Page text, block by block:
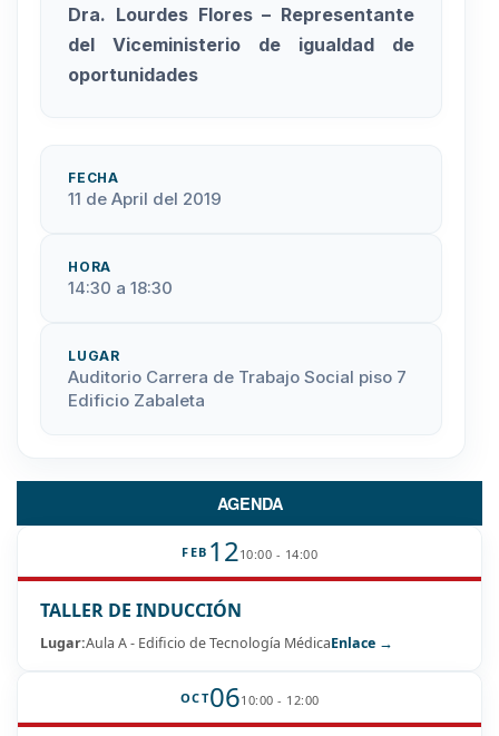
Dra. Lourdes Flores – Representante
del Viceministerio de igualdad de
oportunidades
FECHA
11 de April del 2019
HORA
14:30 a 18:30
LUGAR
Auditorio Carrera de Trabajo Social piso 7
Edificio Zabaleta
AGENDA
FEB 1210:00 - 14:00
TALLER DE INDUCCIÓN
Lugar:Aula A - Edificio de Tecnología MédicaEnlace →
OCT0610:00 - 12:00